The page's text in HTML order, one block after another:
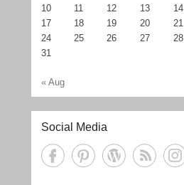
10
11 12 13 14
17
18 19 20 21
24
25 26 27 28
31
« Aug
Social Media